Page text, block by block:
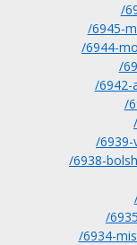
/
/6945-
/6944-
/
/6942-
/
/6939-
/6938-
/
/6934-